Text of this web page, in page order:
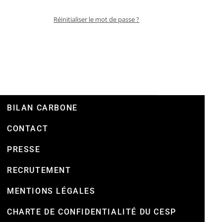
Réinitialiser le mot de passe ?
BILAN CARBONE
CONTACT
PRESSE
RECRUTEMENT
MENTIONS LÉGALES
CHARTE DE CONFIDENTIALITÉ DU CESP